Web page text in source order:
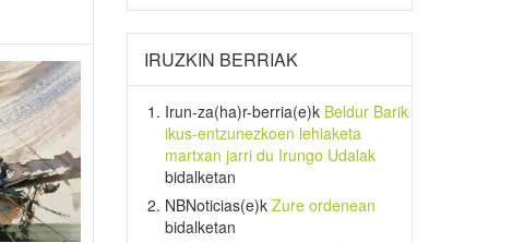
IRUZKIN BERRIAK
Irun-za(ha)r-berria(e)k Beldur Barik
ikus-entzunezkoen lehiaketa
martxan jarri du Irungo Udalak
bidalketan
NBNoticias(e)k Zure ordenean
bidalketan